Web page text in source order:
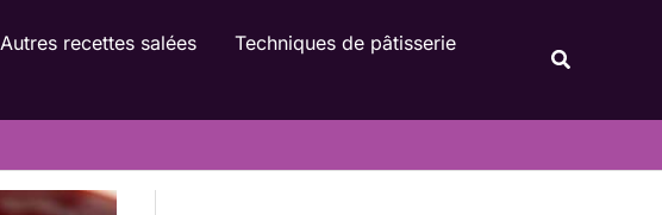
Autres recettes salées
Techniques de pâtisserie